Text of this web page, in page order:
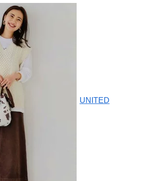
UNITED